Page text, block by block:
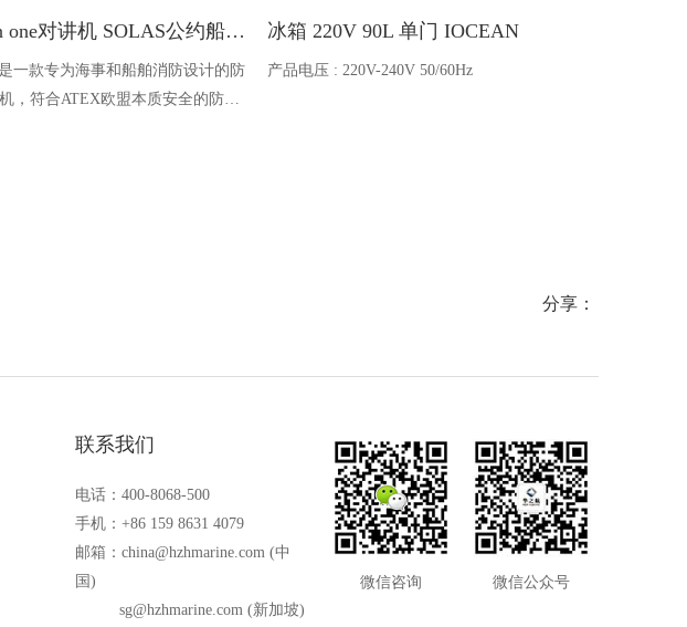
Ocean one对讲机 SOLAS公约船舶消防A600V ATEX防爆对讲机
一款专为海事和船舶消防设计的防
，符合ATEX欧盟本质安全的防爆
冰箱 220V 90L 单门 IOCEAN
产品电压 : 220V-240V 50/60Hz
分享：
联系我们
电话：400-8068-500
手机：+86 159 8631 4079
邮箱：china@hzhmarine.com (中
国)
sg@hzhmarine.com (新加坡)
微信咨询 微信公众号